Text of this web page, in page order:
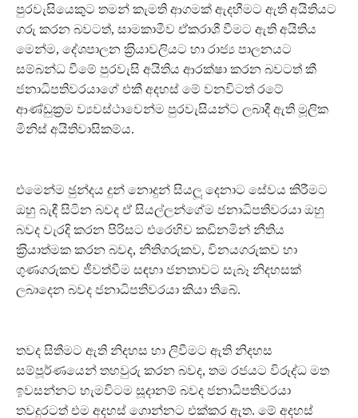
පුරවැසියෙකුට තමන් කැමති ආගමක් ඇදහීමට ඇති අයිතියට
ගරු කරන බවටත්, සාමකාමීව ඒකරාශී වීමට ඇති අයිතිය
මෙන්ම, දේශපාලන ක‍්‍රියාවලියට හා රාජ්‍ය පාලනයට
සම්බන්ධ වීමේ පුරවැසි අයිතිය ආරක්ෂා කරන බවටත් කී
ජනාධිපතිවරයාගේ එකී අදහස් මේ වනවිටත් රටේ
ආණ්ඩුක‍්‍රම ව්‍යවස්ථාවෙන්ම පුරවැසියන්ට ලබාදී ඇති මූලික
මිනිස් අයිතිවාසිකම්ය.
එමෙන්ම ඡුන්දය දුන් නොදුන් සියලූ දෙනාට සේවය කිරීමට
ඔහු බැඳී සිටින බවද ඒ සියල්ලන්ගේම ජනාධිපතිවරයා ඔහු
බවද වැරදි කරන පිරිසට එරෙහිව කඩිනමින් නීතිය
ක‍්‍රියාත්මක කරන බවද, නීතිගරුකව, විනයගරුකව හා
ගුණගරුකව ජීවත්වීම සඳහා ජනතාවට සැබෑ නිදහසක්
ලබාදෙන බවද ජනාධිපතිවරයා කියා තිබේ.
තවද සිතීමට ඇති නිදහස හා ලිවීමට ඇති නිදහස
සම්පූර්ණයෙන් තහවුරු කරන බවද, තම රජයට විරුද්ධ මත
ඉවසන්නට හැමවිටම සූදානම් බවද ජනාධිපතිවරයා
තවදුරටත් එම අදහස් ගොන්නට එක්කර ඇත. මේ අදහස්